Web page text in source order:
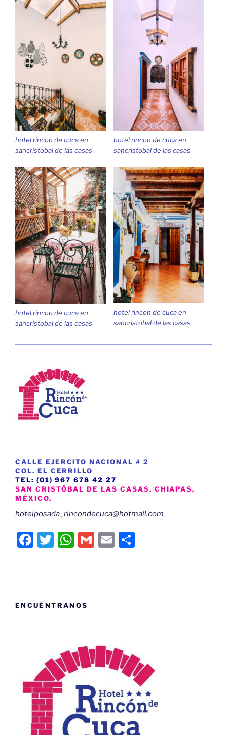
hotel rincon de cuca en
sancristobal de las casas
hotel rincon de cuca en
sancristobal de las casas
hotel rincon de cuca en
sancristobal de las casas
hotel rincon de cuca en
sancristobal de las casas
CALLE EJERCITO NACIONAL # 2
COL. EL CERRILLO
TEL: (01) 967 678 42 27
SAN CRISTÓBAL DE LAS CASAS, CHIAPAS,
MÉXICO.
hotelposada_rincondecuca@hotmail.com
F
a
c
b
T
w
itt
W
h
at
A
G
m
ai
E
m
ai
o
m
ENCUÉNTRANOS